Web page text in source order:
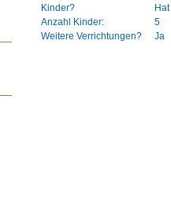
Kinder?
Anzahl Kinder:
5
Weitere Verrichtungen?
Ja